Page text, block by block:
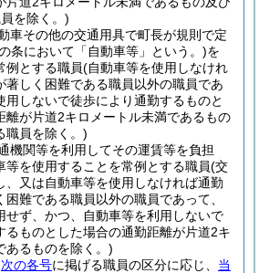
を除く。)
車その他の交通用具で町長が規則で定
条において「自動車等」という。)を
例とする職員(自動車等を使用しなけれ
著しく困難である職員以外の職員であ
用しないで徒歩により通勤するものと
離が片道2キロメートル未満であるもの
職員を除く。)
機関等を利用してその運賃等を負担
等を使用することを常例とする職員(交
、又は自動車等を使用しなければ通勤
難である職員以外の職員であって、
せず、かつ、自動車等を利用しないで
るものとした場合の通勤距離が片道2キ
あるものを除く。)
次の各号に掲げる職員の区分に応じ、 当